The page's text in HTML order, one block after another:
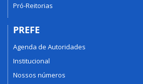
Pró-Reitorias
PREFE
Agenda de Autoridades
Institucional
Nossos números